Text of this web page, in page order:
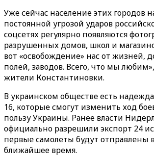
Уже сейчас население этих городов
постоянной угрозой ударов
соцсетях регулярно появляются
разрушенных домов, школ и
вот «освобождение» нас от жизней,
полей, заводов. Всего, что мы
жители Константиновки.
В украинском обществе есть
16, которые смогут изменить ход
пользу Украины. Ранее власти
официально разрешили экспорт 24
первые самолеты будут отправлены
ближайшее время.